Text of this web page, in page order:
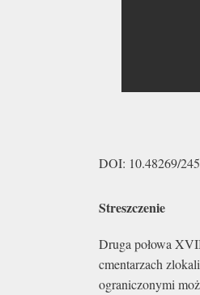
DOI: 10.48269/
Streszczenie
Druga połowa
cmentarzach
ograniczonymi